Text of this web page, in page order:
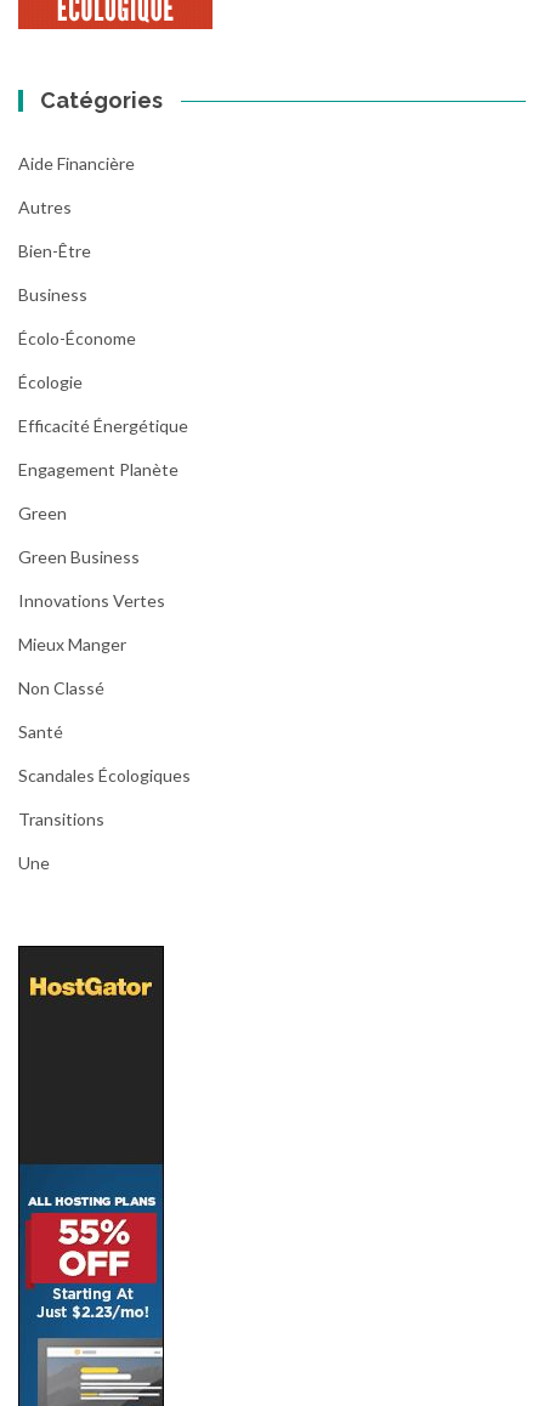
Catégories
Aide Financière
Autres
Bien-Être
Business
Écolo-Économe
Écologie
Efficacité Énergétique
Engagement Planète
Green
Green Business
Innovations Vertes
Mieux Manger
Non Classé
Santé
Scandales Écologiques
Transitions
Une